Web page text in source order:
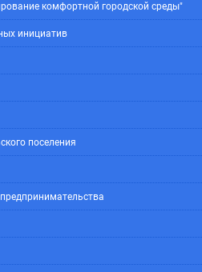
комфортной городской среды"
инициатив
поселения